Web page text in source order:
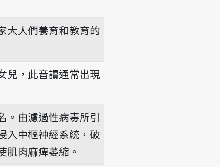
大人們養育和教育的
兒，此音讀通常出現
。由濾過性病毒所引
入中樞神經系統，破
肌肉麻痺萎縮。